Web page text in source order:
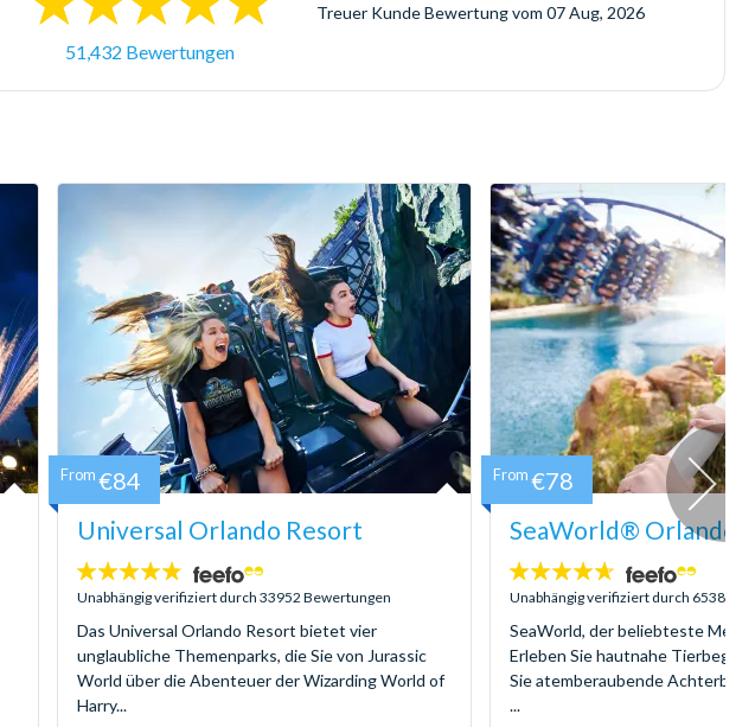
51,432 Bewertungen
Treuer KundeBewertung vom 07 Aug, 2026
Universal Orlando Resort
4.7
Sterne:
Unabhängig verifiziert durch 33952 Bewertungen
Das Universal Orlando Resort bietet vier
unglaubliche Themenparks, die Sie von Jurassic
World über die Abenteuer der Wizarding World of
Harry...
From €84
SeaWorld® Orlando
4.6
Sterne:
Unabhängig verifiziert durch 6538
SeaWorld, der beliebteste
Erleben Sie hautnahe
Sie atemberaubende
...
From €78